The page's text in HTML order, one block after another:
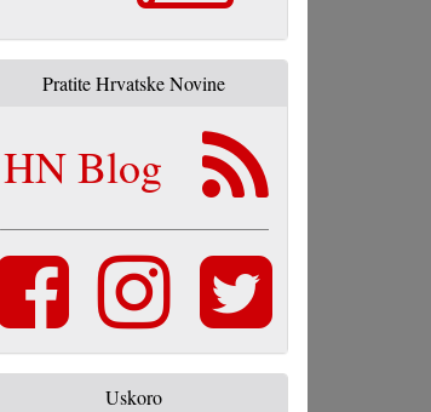
Pratite Hrvatske Novine
HN Blog
Uskoro